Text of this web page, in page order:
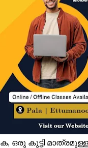
ഒരു കുട്ടി